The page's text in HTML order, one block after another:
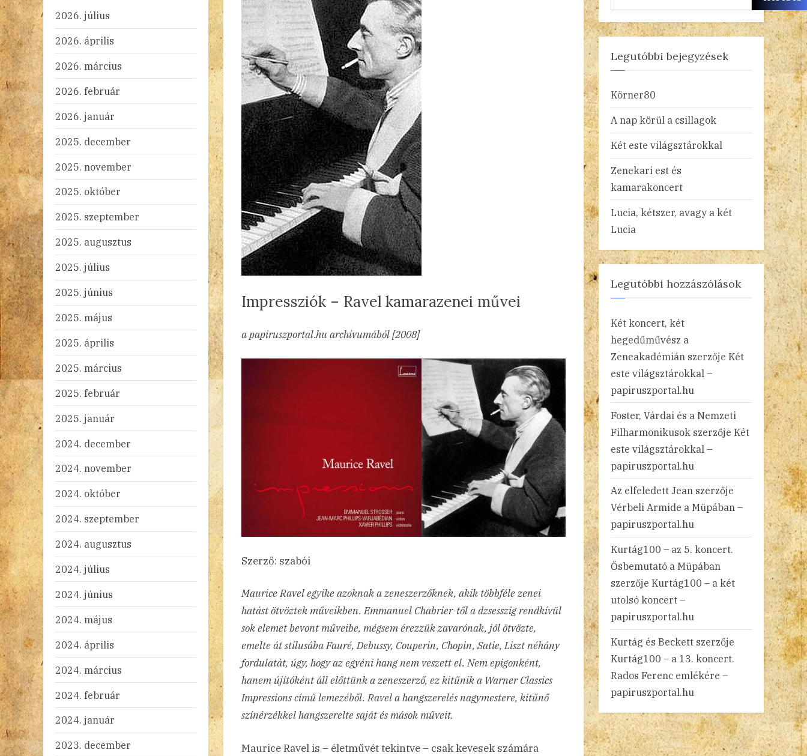
Impressziók – Ravel kamarazenei művei
Posted
on
2023.03.07.
admin
2 hozzászólás Impressziók
Ravel
a papiruszportal.hu archívumából [2008]
Szerző: szabói
Maurice Ravel egyike azoknak a zeneszerzőknek, akik többféle zenei
hatást ötvöztek műveikben. Emmanuel Chabrier-től a dzsesszig rendkívül
sok elemet bevont műveibe, mégsem érezzük zavarónak, jól ötvözte,
emelte át stílusába Fauré, Debussy, Couperin, Chopin, Satie, Liszt néhány
fordulatát, úgy, hogy az egyéni hang nem veszett el. Nem epigonként,
hanem újítóként áll előttünk a zeneszerző, ez kitűnik a Warner Classics
Impressions című lemezéből. Ravel a hangszerelés nagymestere, kitűnő
színérzékkel hangszerelte saját és mások műveit.
Maurice Ravel is – életművét tekintve – csak kevesek számára
2026. július
2026. április
2026. március
2026. február
2026. január
2025. december
2025. november
2025. október
2025. szeptember
2025. augusztus
2025. július
2025. június
2025. május
2025. április
2025. március
2025. február
2025. január
2024. december
2024. november
2024. október
2024. szeptember
2024. augusztus
2024. július
2024. június
2024. május
2024. április
2024. március
2024. február
2024. január
2023. december
Legutóbbi bejegyzések
Körner80
A nap körül a csillagok
Két este világsztárokkal
Zenekari est és
kamarakoncert
Lucia, kétszer, avagy a két
Lucia
Legutóbbi hozzászólások
Két koncert, két
hegedűművész a
Zeneakadémián szerzője Két
este világsztárokkal –
papiruszportal.hu
Foster, Várdai és a Nemzeti
Filharmonikusok szerzője Két
este világsztárokkal –
papiruszportal.hu
Az elfeledett Jean szerzője
Vérbeli Armide a Müpában –
papiruszportal.hu
Kurtág100 – az 5. koncert.
Ősbemutató a Müpában
szerzője Kurtág100 – a két
utolsó koncert –
papiruszportal.hu
Kurtág és Beckett szerzője
Kurtág100 – a 13. koncert.
Rados Ferenc emlékére –
papiruszportal.hu